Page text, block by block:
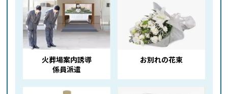
火葬場案内誘導
係員派遣
お別れの花束